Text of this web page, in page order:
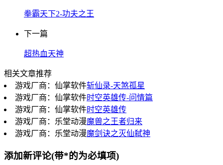
拳霸天下2-功夫之王
下一篇
超热血天神
相关文章推荐
游戏厂商：仙掌软件斩仙录-天煞孤星
游戏厂商：仙掌软件时空英雄传-问情篇
游戏厂商：仙掌软件时空英雄传
游戏厂商：乐堂动漫魔兽之王者归来
游戏厂商：乐堂动漫魔剑诀之灭仙弑神
添加新评论(带*的为必填项)